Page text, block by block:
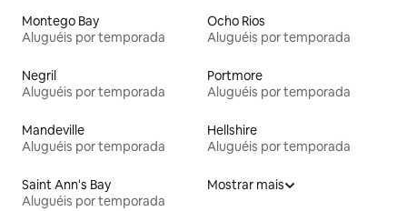
Montego Bay
Aluguéis por temporada
Ocho Rios
Aluguéis por temporada
Negril
Aluguéis por temporada
Portmore
Aluguéis por temporada
Mandeville
Aluguéis por temporada
Hellshire
Aluguéis por temporada
Saint Ann's Bay
Aluguéis por temporada
Mostrar mais